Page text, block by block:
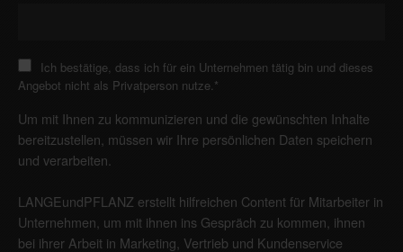
Ich bestätige, dass ich für ein Unternehmen tätig bin und dieses
Angebot nicht als Privatperson nutze.*
Um mit Ihnen zu kommunizieren und die gewünschten Inhalte
bereitzustellen, müssen wir Ihre persönlichen Daten speichern
und verarbeiten.
LANGEundPFLANZ erstellt hilfreichen Content für Mitarbeiter in
Unternehmen, um mit ihnen ins Gespräch zu kommen, ihnen
bei ihrer Arbeit in Marketing, Vertrieb und Kundenservice